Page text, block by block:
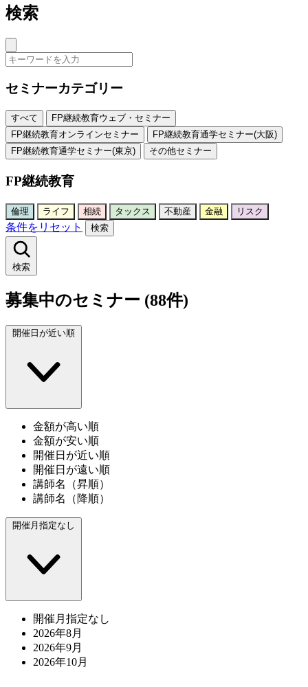
検索
セミナーカテゴリー
すべて
FP継続教育ウェブ・セミナー
FP継続教育オンラインセミナー
FP継続教育通学セミナー(大阪)
FP継続教育通学セミナー(東京)
その他セミナー
FP継続教育
倫理 ライフ 相続 タックス 不動産 金融 リスク
条件をリセット 検索
検索
募集中のセミナー (88件)
開催日が近い順
金額が高い順
金額が安い順
開催日が近い順
開催日が遠い順
講師名（昇順）
講師名（降順）
開催月指定なし
開催月指定なし
2026年8月
2026年9月
2026年10月